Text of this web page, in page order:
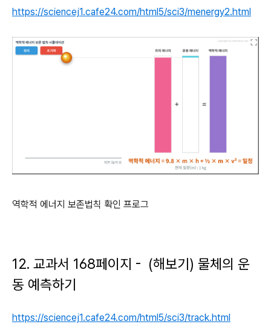
https://sciencej1.cafe24.com/html5/sci3/menergy2.html
역학적 에너지 보존법칙 확인 프로그
12. 교과서 168페이지 - (해보기) 물체의 운
동 예측하기
https://sciencej1.cafe24.com/html5/sci3/track.html